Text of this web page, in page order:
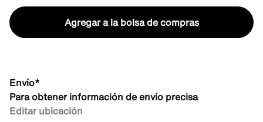
Agregar a la bolsa de compras
Envío*
Para obtener información de envío precisa
Editar ubicación